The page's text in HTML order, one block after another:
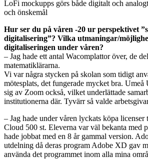
LoFi mockupps görs både digitalt och
och önskemål
Hur ser du på våren -20 ur perspektivet
digitalisering”? Vilka utmaningar/
digitaliseringen under våren?
– Jag hade ett antal Wacomplattor över, de
matematiklärarna.
Vi var några stycken på skolan som tidigt
mötesplats, det fungerade mycket bra. Umeå
sig av Zoom också, vilket underlättade
institutionerna där. Tyvärr så valde
– Jag hade under våren lyckats köpa
Cloud 500 st. Eleverna var väl bekanta med
hade jobbat med en 8 år gammal version.
utdelning då deras program Adobe XD gav
använda det programmet inom alla mina